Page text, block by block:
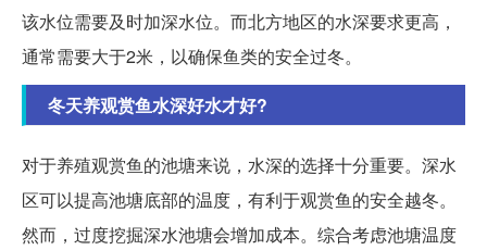
该水位需要及时加深水位。而北方地区的水深要求更高，
通常需要大于2米，以确保鱼类的安全过冬。
冬天养观赏鱼水深好水才好?
对于养殖观赏鱼的池塘来说，水深的选择十分重要。深水
区可以提高池塘底部的温度，有利于观赏鱼的安全越冬。
然而，过度挖掘深水池塘会增加成本。综合考虑池塘温度